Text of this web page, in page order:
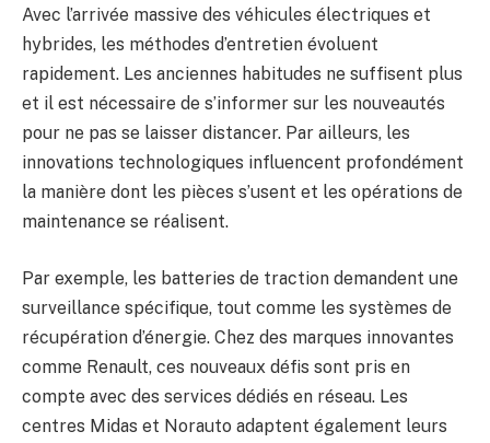
Avec l’arrivée massive des véhicules électriques et
hybrides, les méthodes d’entretien évoluent
rapidement. Les anciennes habitudes ne suffisent plus
et il est nécessaire de s’informer sur les nouveautés
pour ne pas se laisser distancer. Par ailleurs, les
innovations technologiques influencent profondément
la manière dont les pièces s’usent et les opérations de
maintenance se réalisent.
Par exemple, les batteries de traction demandent une
surveillance spécifique, tout comme les systèmes de
récupération d’énergie. Chez des marques innovantes
comme Renault, ces nouveaux défis sont pris en
compte avec des services dédiés en réseau. Les
centres Midas et Norauto adaptent également leurs